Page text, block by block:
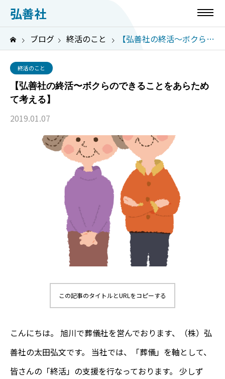
弘善社
ブログ 終活のこと 【弘善社の終活〜ボクらのできることをあらためて考える】
終活のこと
【弘善社の終活〜ボクらのできることをあらため
て考える】
2019.01.07
この記事のタイトルとURLをコピーする
こんにちは。 旭川で葬儀社を営んでおります、（株）弘
善社の太田弘文です。 当社では、「葬儀」を軸として、
皆さんの「終活」の支援を行なっております。 少しず